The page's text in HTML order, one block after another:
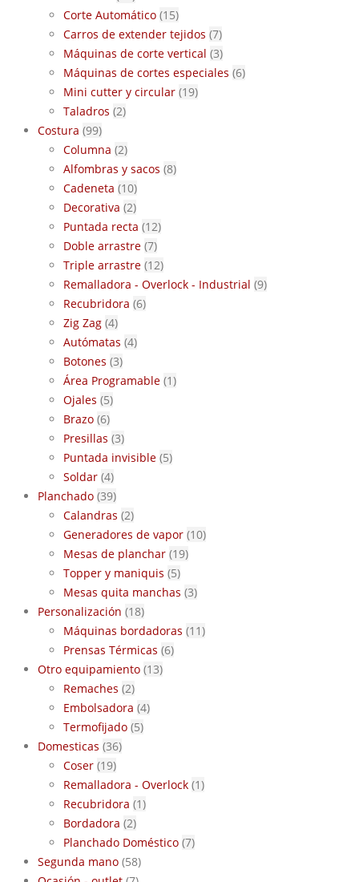
Corte Automático (15)
Carros de extender tejidos (7)
Máquinas de corte vertical (3)
Máquinas de cortes especiales (6)
Mini cutter y circular (19)
Taladros (2)
Costura (99)
Columna (2)
Alfombras y sacos (8)
Cadeneta (10)
Decorativa (2)
Puntada recta (12)
Doble arrastre (7)
Triple arrastre (12)
Remalladora - Overlock - Industrial (9)
Recubridora (6)
Zig Zag (4)
Autómatas (4)
Botones (3)
Área Programable (1)
Ojales (5)
Brazo (6)
Presillas (3)
Puntada invisible (5)
Soldar (4)
Planchado (39)
Calandras (2)
Generadores de vapor (10)
Mesas de planchar (19)
Topper y maniquis (5)
Mesas quita manchas (3)
Personalización (18)
Máquinas bordadoras (11)
Prensas Térmicas (6)
Otro equipamiento (13)
Remaches (2)
Embolsadora (4)
Termofijado (5)
Domesticas (36)
Coser (19)
Remalladora - Overlock (1)
Recubridora (1)
Bordadora (2)
Planchado Doméstico (7)
Segunda mano (58)